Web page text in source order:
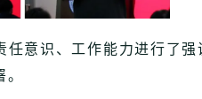
意识、工作能力进行了强